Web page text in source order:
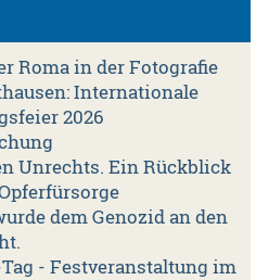
Roma in der Fotografie
Internationale
2026
Unrechts. Ein Rückblick
dem Genozid an den
- Festveranstaltung im